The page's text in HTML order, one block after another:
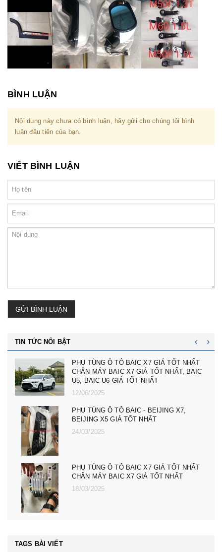
BÌNH LUẬN
Nội dung này chưa có bình luận, hãy gửi cho chúng tôi bình
luận đầu tiên của bạn.
VIẾT BÌNH LUẬN
GỬI BÌNH LUẬN
TIN TỨC NỔI BẬT
cản trước badoxoc trước mg zs mã cản
trước 10745966 - phụ tùng ô tô mg zs giá tốt
nhất
23/02/2025
PHỤ TÙNG Ô TÔ MG ZS, MG 5, MG RX5,
MG HS GIÁ TỐT NHẤT - CÀNG A, ROTUY
LÁI NGOÀI MG RX5, ZS, MG MG 5
PHỤ TÙNG Ô TÔ MG ZS, MG 5, MG RX5,
MG HS GIÁ TỐT NHẤT - ĐÈN PHA MG RX5,
ZS, MG MG 5
TAGS BÀI VIẾT